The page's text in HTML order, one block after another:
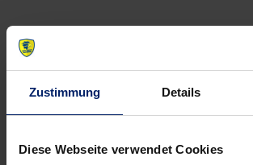
Zustimmung Details
Diese Webseite verwendet Cookies